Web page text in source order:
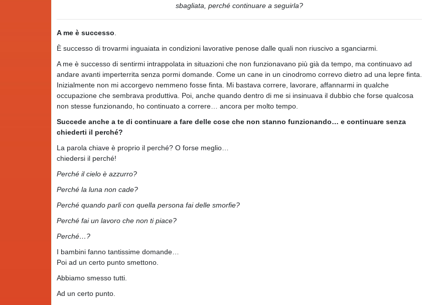
sbagliata, perché continuare a seguirla?
A me è successo.
È successo di trovarmi inguaiata in condizioni lavorative penose dalle quali non riuscivo a sganciarmi.
A me è successo di sentirmi intrappolata in situazioni che non funzionavano più già da tempo, ma continuavo ad
andare avanti imperterrita senza pormi domande. Come un cane in un cinodromo correvo dietro ad una lepre finta.
Inizialmente non mi accorgevo nemmeno fosse finta. Mi bastava correre, lavorare, affannarmi in qualche
occupazione che sembrava produttiva. Poi, anche quando dentro di me si insinuava il dubbio che forse qualcosa
non stesse funzionando, ho continuato a correre… ancora per molto tempo.
Succede anche a te di continuare a fare delle cose che non stanno funzionando… e continuare senza
chiederti il perché?
La parola chiave è proprio il perché? O forse meglio…
chiedersi il perché!
Perché il cielo è azzurro?
Perché la luna non cade?
Perché quando parli con quella persona fai delle smorfie?
Perché fai un lavoro che non ti piace?
Perché…?
I bambini fanno tantissime domande…
Poi ad un certo punto smettono.
Abbiamo smesso tutti.
Ad un certo punto.